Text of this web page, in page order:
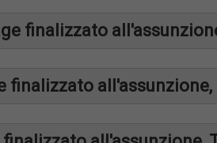
finalizzato
finalizzato